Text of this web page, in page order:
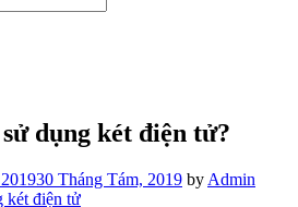
dụng két điện tử?
30 Tháng Tám, 2019 by Admin